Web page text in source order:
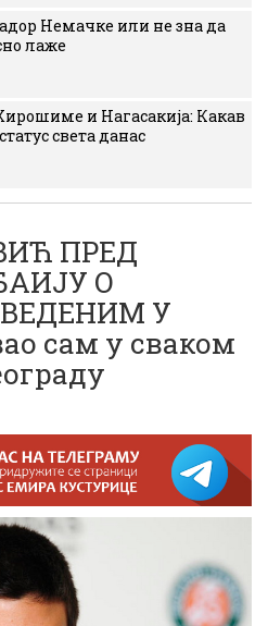
Немачке или не зна да
лаже
и Нагасакија: Какав
света данас
ПРЕД
О
У
сам у сваком